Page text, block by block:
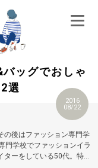
ッグでおしゃ
選
2016
08/22
の後はファッション専門学
門学校でファッションイラ
ターをしている50代。特に